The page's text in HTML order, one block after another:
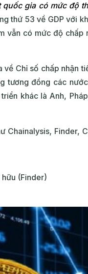
gia có mức độ
thứ 53 về GDP với
vẫn có mức độ chấp
Chỉ số chấp nhận
tương đồng các
khác là Anh,
Finder,
(Finder)